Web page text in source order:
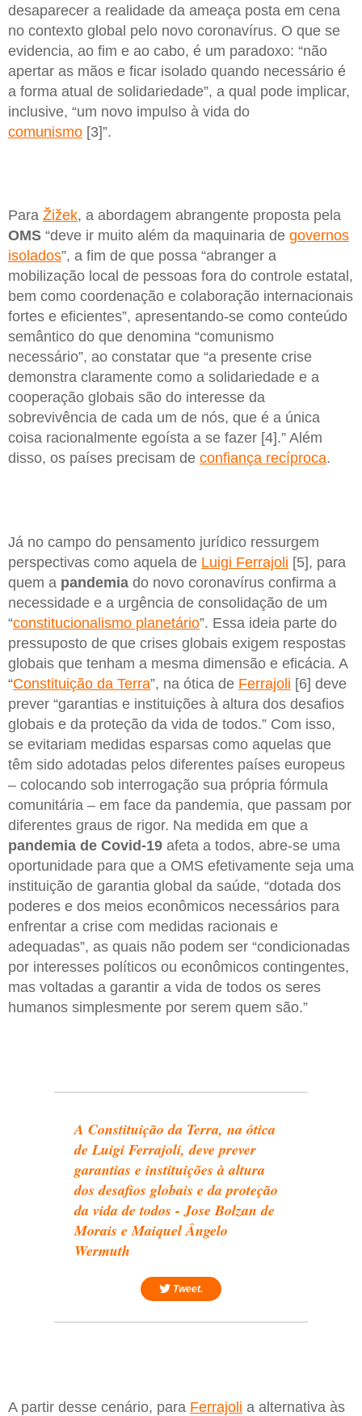
desaparecer a realidade da ameaça posta em cena
no contexto global pelo novo coronavírus. O que se
evidencia, ao fim e ao cabo, é um paradoxo: “não
apertar as mãos e ficar isolado quando necessário é
a forma atual de solidariedade”, a qual pode implicar,
inclusive, “um novo impulso à vida do
comunismo [3]”.
Para Žižek, a abordagem abrangente proposta pela
OMS “deve ir muito além da maquinaria de governos
isolados”, a fim de que possa “abranger a
mobilização local de pessoas fora do controle estatal,
bem como coordenação e colaboração internacionais
fortes e eficientes”, apresentando-se como conteúdo
semântico do que denomina “comunismo
necessário”, ao constatar que “a presente crise
demonstra claramente como a solidariedade e a
cooperação globais são do interesse da
sobrevivência de cada um de nós, que é a única
coisa racionalmente egoísta a se fazer [4].” Além
disso, os países precisam de confiança recíproca.
Já no campo do pensamento jurídico ressurgem
perspectivas como aquela de Luigi Ferrajoli [5], para
quem a pandemia do novo coronavírus confirma a
necessidade e a urgência de consolidação de um
“constitucionalismo planetário”. Essa ideia parte do
pressuposto de que crises globais exigem respostas
globais que tenham a mesma dimensão e eficácia. A
“Constituição da Terra”, na ótica de Ferrajoli [6] deve
prever “garantias e instituições à altura dos desafios
globais e da proteção da vida de todos.” Com isso,
se evitariam medidas esparsas como aquelas que
têm sido adotadas pelos diferentes países europeus
– colocando sob interrogação sua própria fórmula
comunitária – em face da pandemia, que passam por
diferentes graus de rigor. Na medida em que a
pandemia de Covid-19 afeta a todos, abre-se uma
oportunidade para que a OMS efetivamente seja uma
instituição de garantia global da saúde, “dotada dos
poderes e dos meios econômicos necessários para
enfrentar a crise com medidas racionais e
adequadas”, as quais não podem ser “condicionadas
por interesses políticos ou econômicos contingentes,
mas voltadas a garantir a vida de todos os seres
humanos simplesmente por serem quem são.”
A Constituição da Terra, na ótica
de Luigi Ferrajoli, deve prever
garantias e instituições à altura
dos desafios globais e da proteção
da vida de todos - Jose Bolzan de
Morais e Maiquel Ângelo
Wermuth
Tweet.
A partir desse cenário, para Ferrajoli a alternativa às